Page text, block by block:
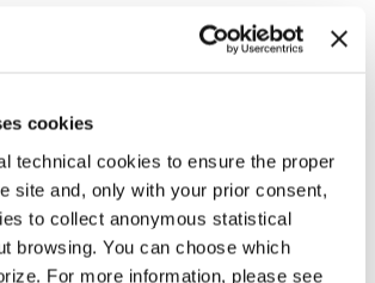
cookies
technical cookies to ensure the proper
site and, only with your prior consent,
to collect anonymous statistical
browsing. You can choose which
For more information, please see